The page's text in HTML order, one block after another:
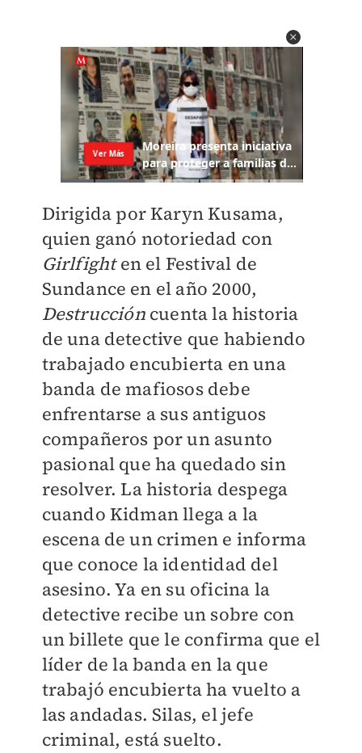
Dirigida por Karyn Kusama,
quien ganó notoriedad con
Girlfighten el Festival de
Sundance en el año 2000,
Destruccióncuenta la historia
de una detective que habiendo
trabajado encubierta en una
banda de mafiosos debe
enfrentarse a sus antiguos
compañeros por un asunto
pasional que ha quedado sin
resolver. La historia despega
cuando Kidman llega a la
escena de un crimen e informa
que conoce la identidad del
asesino. Ya en su oficina la
detective recibe un sobre con
un billete que le confirma que el
líder de la banda en la que
trabajó encubierta ha vuelto a
las andadas. Silas, el jefe
criminal, está suelto.